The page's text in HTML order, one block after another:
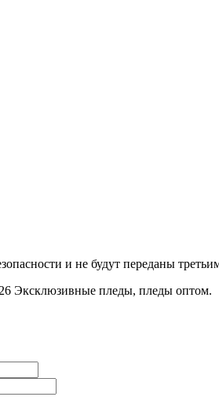
и не будут переданы
Эксклюзивные пледы, пледы оптом.